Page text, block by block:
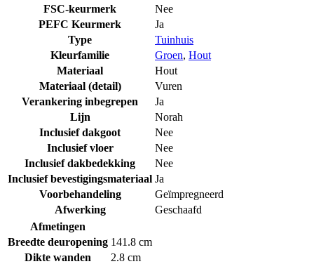
FSC-keurmerk
Nee
PEFC Keurmerk
Ja
Type
Tuinhuis
Kleurfamilie
Groen, Hout
Materiaal
Hout
Materiaal (detail)
Vuren
Verankering inbegrepen
Ja
Lijn
Norah
Inclusief dakgoot
Nee
Inclusief vloer
Nee
Inclusief dakbedekking
Nee
Inclusief bevestigingsmateriaal Ja
Voorbehandeling
Geïmpregneerd
Afwerking
Geschaafd
Afmetingen
Breedte deuropening 141.8 cm
Dikte wanden
2.8 cm